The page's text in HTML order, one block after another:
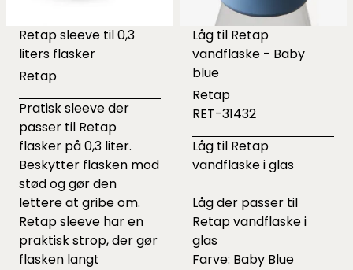
Retap sleeve til 0,3
liters flasker
Retap
Pratisk sleeve der
passer til Retap
flasker på 0,3 liter.
Beskytter flasken mod
stød og gør den
lettere at gribe om.
Retap sleeve har en
praktisk strop, der gør
flasken langt
Låg til Retap
vandflaske - Baby
blue
Retap
RET-31432
Låg til Retap
vandflaske i glas
Låg der passer til
Retap vandflaske i
glas
Farve: Baby Blue